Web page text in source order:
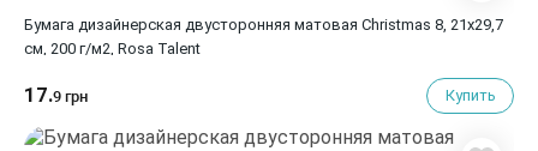
Бумага дизайнерская двусторонняя матовая Christmas 8, 21х29,7
см, 200 г/м2, Rosa Talent
17.9 грн Купить